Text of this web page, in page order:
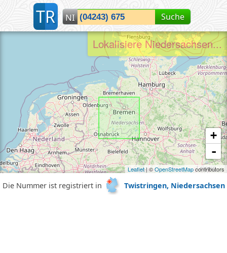
TR NI Suche
+
-
Leaflet| ©OpenStreetMapcontributors
Lokalisiere Twistringen, NI...
Die Nummer ist registriert in Twistringen, Niedersachsen